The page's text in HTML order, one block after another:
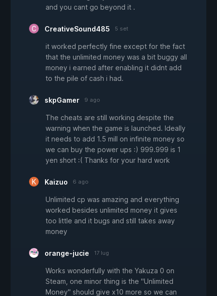
and you cant go beyond it .
CreativeSound485 5 set
it worked perfectly fine except for the fact
that the unlimited money was a bit buggy all
money i earned after enabling it didnt add
to the pile of cash i had.
skpGamer 9 ago
The cheats are still working despite the
warning when the game is launched. Ideally
it needs to add 1.5 mill on infinite money so
we can buy the power ups :) 999.999 is 1
yen short :( Thanks for your hard work
Kaizuo 6 ago
Unlimited cp was amazing and everything
worked besides unlimited money it gives
too little and it bugs and still takes away
money
orange-jucie 17 lug
Works wonderfully with the Yakuza 0 on
Steam, one minor thing is the "Unlimited
Money" should give x10 more so we can